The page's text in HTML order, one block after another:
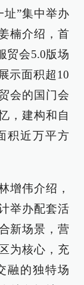
址”集中举办
楠介绍，首
贸会5.0版场
示面积超10
会的国门会
，建构和自
积近万平方
增伟介绍，
举办配套活
新场景，营
为核心，充
融的独特场